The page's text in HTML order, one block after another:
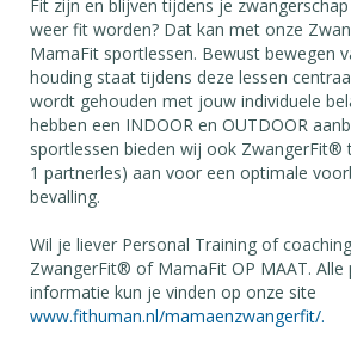
Fit zijn en blijven tijdens je
weer fit worden? Dat kan met onze
MamaFit sportlessen. Bewust bewegen
houding staat tijdens deze lessen
wordt gehouden met jouw individuele
hebben een INDOOR en OUTDOOR
sportlessen bieden wij ook ZwangerFit®
1 partnerles) aan voor een optimale
bevalling.
Wil je liever Personal Training of
ZwangerFit® of MamaFit OP MAAT. Alle
informatie kun je vinden op onze site
www.fithuman.nl/mamaenzwangerfit/.